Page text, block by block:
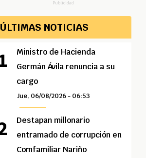
Publicidad
ÚLTIMAS NOTICIAS
Ministro de Hacienda
Germán Ávila renuncia a su
cargo
Jue, 06/08/2026 - 06:53
Destapan millonario
entramado de corrupción en
Comfamiliar Nariño